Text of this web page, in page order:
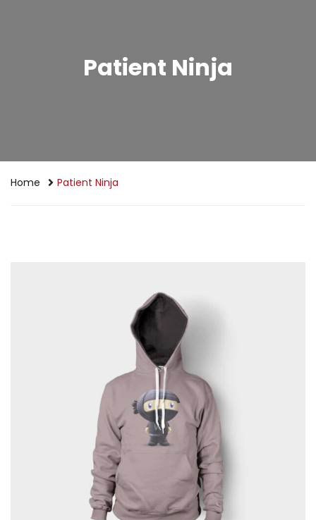
Patient Ninja
Home Patient Ninja